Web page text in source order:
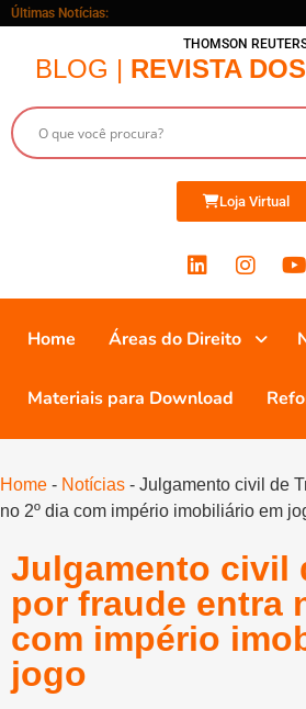
Últimas Notícias:
THOMSON
BLOG | REVISTA
Loja Virtual
Home Áreas do Direito
Materiais para Download
Home - Notícias - Julgamento civil de
no 2º dia com império imobiliário em
Julgamento civil
por fraude entra
com império
jogo